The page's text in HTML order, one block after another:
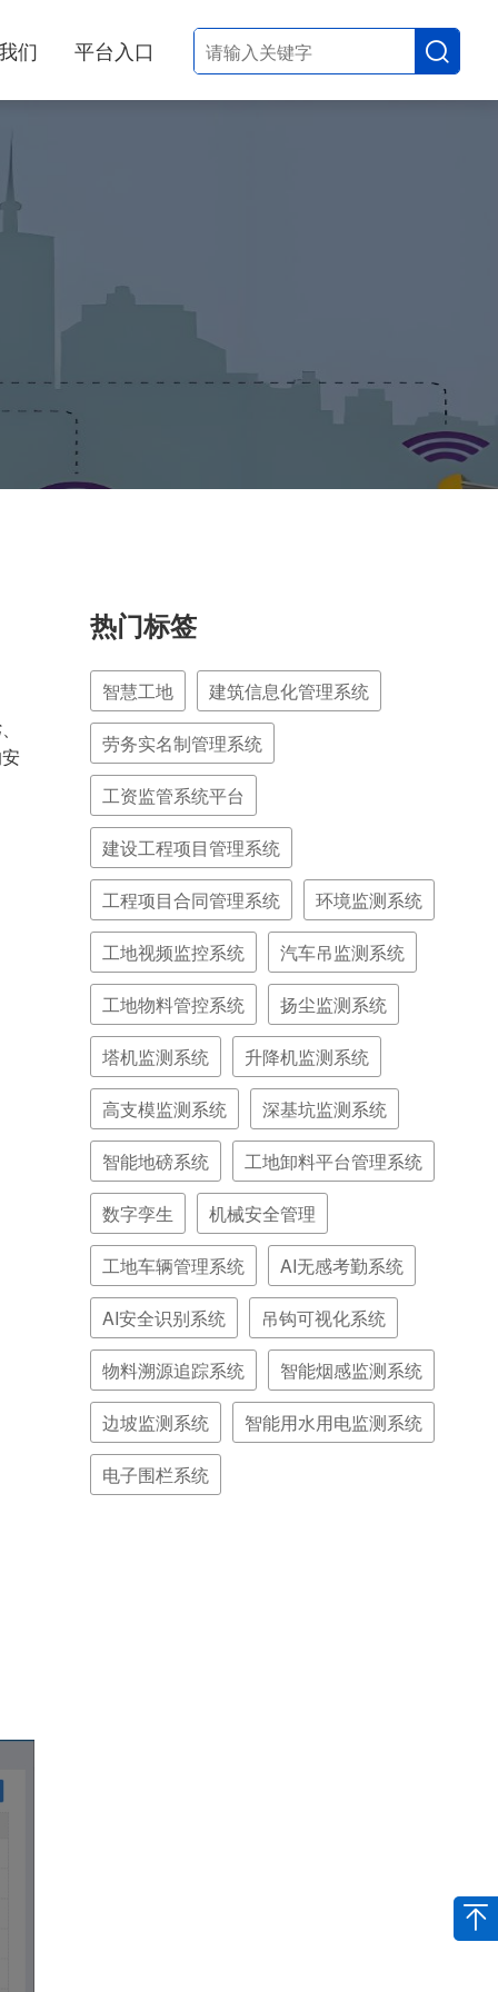
们 平台入口
热门标签
智慧工地 建筑信息化管理系统
劳务实名制管理系统
工资监管系统平台
建设工程项目管理系统
工程项目合同管理系统 环境监测系统
工地视频监控系统 汽车吊监测系统
工地物料管控系统 扬尘监测系统
塔机监测系统 升降机监测系统
高支模监测系统 深基坑监测系统
智能地磅系统 工地卸料平台管理系统
数字孪生 机械安全管理
工地车辆管理系统 AI无感考勤系统
AI安全识别系统 吊钩可视化系统
物料溯源追踪系统 智能烟感监测系统
边坡监测系统 智能用水用电监测系统
电子围栏系统